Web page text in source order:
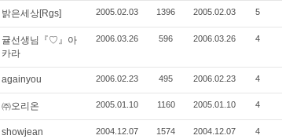
밝은세상[Rgs] 2005.02.03 1396 2005.02.03 5
귤선생님『♡』아
카라
2006.03.26 596 2006.03.26 4
againyou 2006.02.23 495 2006.02.23 4
㈜오리온 2005.01.10 1160 2005.01.10 4
showjean 2004.12.07 1574 2004.12.07 4